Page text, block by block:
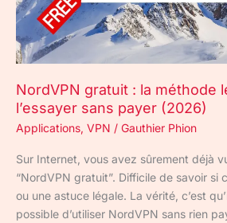
NordVPN gratuit : la méthode
l’essayer sans payer (2026)
Applications, VPN / Gauthier Phion
Sur Internet, vous avez sûrement déjà
“NordVPN gratuit”. Difficile de savoir si
ou une astuce légale. La vérité, c’est
possible d’utiliser NordVPN sans rien
l’essayer
sans
payer